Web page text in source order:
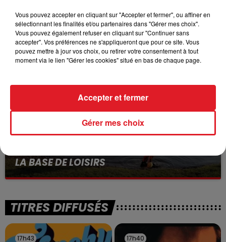
15 juillet 2026
BÉTHUNE: ENQUÊTE POUR HOMICIDE
VOLONTAIRE EN COURS, APRÈS LA...
Selon les premiers éléments, le logement servait
à des prostituées
LA BASE DE LOISIRS
La victime a coulé à pic
TITRES DIFFUSÉS
17h43
17h43 17h40
17h40
Vous pouvez accepter en cliquant sur "Accepter et fermer", ou affiner en
sélectionnant les finalités et/ou partenaires dans "Gérer mes choix".
Vous pouvez également refuser en cliquant sur "Continuer sans
accepter". Vos préférences ne s'appliqueront que pour ce site. Vous
pouvez mettre à jour vos choix, ou retirer votre consentement à tout
moment via le lien "Gérer les cookies" situé en bas de chaque page.
Gérer mes choix
Accepter et fermer